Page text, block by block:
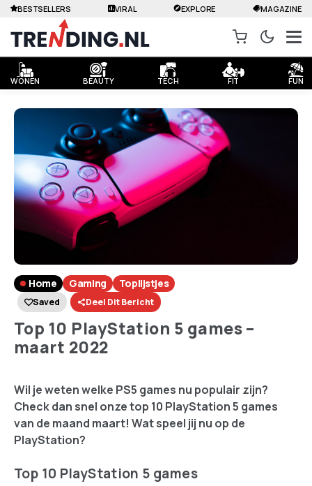
WONEN BEAUTY TECH FIT FUN
BESTSELLERS VIRAL EXPLORE MAGAZINE
Home Gaming Toplijstjes
Saved Deel Dit Bericht
Top 10 PlayStation 5 games –
maart 2022
Wil je weten welke PS5 games nu populair zijn?
Check dan snel onze top 10 PlayStation 5 games
van de maand maart! Wat speel jij nu op de
PlayStation?
Top 10 PlayStation 5 games